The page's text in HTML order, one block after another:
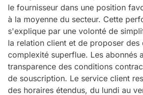
le fournisseur dans une position
à la moyenne du secteur. Cette
s'explique par une volonté de
la relation client et de proposer des
complexité superflue. Les abonnés
transparence des conditions
de souscription. Le service client
des horaires étendus, du lundi au